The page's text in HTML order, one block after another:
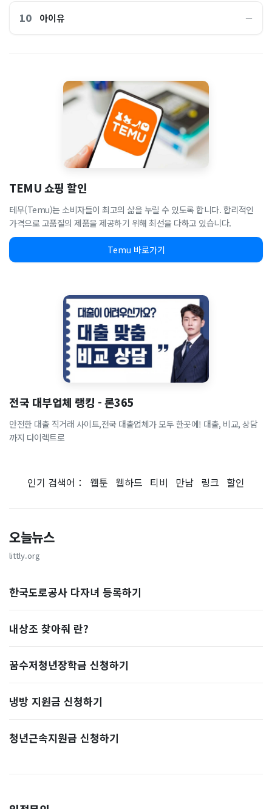
10 아이유 ―
TEMU 쇼핑 할인
테무(Temu)는 소비자들이 최고의 삶을 누릴 수 있도록 합니다. 합리적인
가격으로 고품질의 제품을 제공하기 위해 최선을 다하고 있습니다.
Temu 바로가기
전국 대부업체 랭킹 - 론365
안전한 대출 직거래 사이트,전국 대출업체가 모두 한곳에! 대출, 비교, 상담
까지 다이렉트로
인기 검색어： 웹툰 웹하드 티비 만남 링크 할인
오늘뉴스
littly.org
한국도로공사 다자녀 등록하기
내상조 찾아줘 란?
꿈수저청년장학금 신청하기
냉방 지원금 신청하기
청년근속지원금 신청하기